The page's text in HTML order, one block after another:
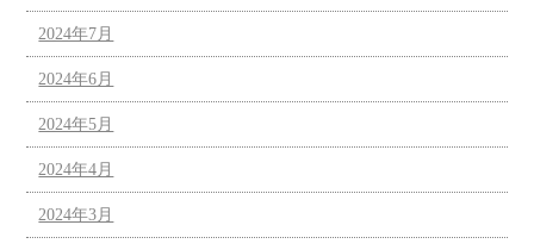
2024年7月
2024年6月
2024年5月
2024年4月
2024年3月